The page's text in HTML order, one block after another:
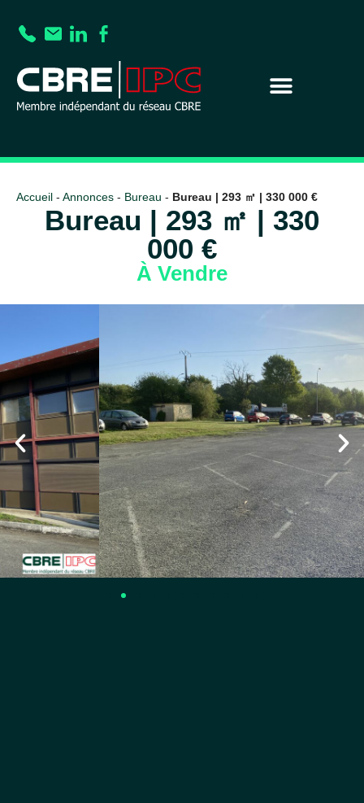
Accueil - Annonces - Bureau - Bureau | 293 ㎡ | 330 000 €
Bureau | 293 ㎡ | 330
000 €
À Vendre